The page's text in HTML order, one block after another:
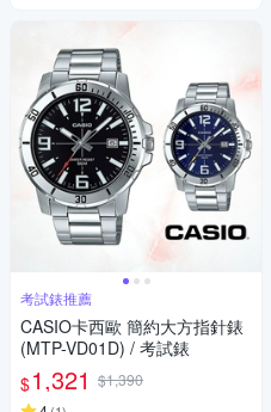
考試錶推薦
CASIO卡西歐 簡約大方指針錶
(MTP-VD01D) / 考試錶
$1,321 $1,390